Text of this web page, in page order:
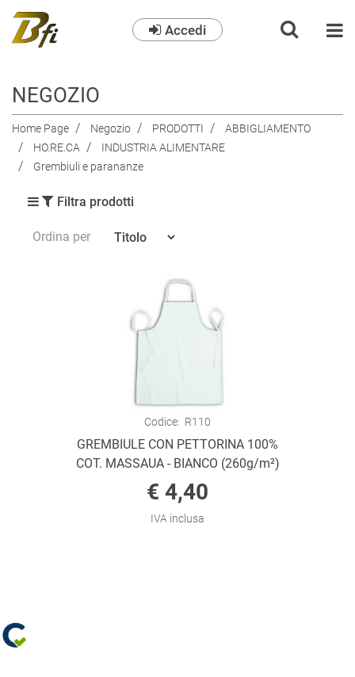
Accedi
NEGOZIO
Home Page Negozio PRODOTTI
ABBIGLIAMENTO
HO.RE.CA
INDUSTRIA ALIMENTARE
Grembiuli e parananze
Filtra prodotti
Ordina per
Codice: R110
GREMBIULE CON PETTORINA 100%
COT. MASSAUA - BIANCO (260g/m²)
€ 4,40
IVA inclusa